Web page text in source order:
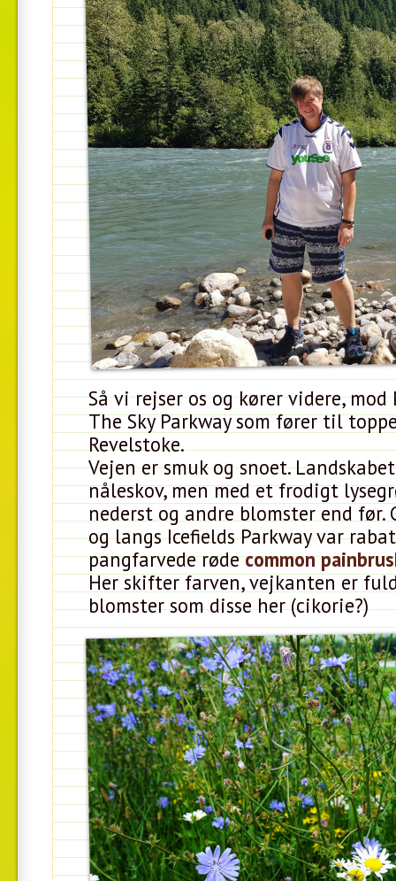
Så vi rejser os og kører videre, mod
The Sky Parkway som fører til
Revelstoke.
Vejen er smuk og snoet.
nåleskov, men med et frodigt
nederst og andre blomster end før.
og langs Icefields Parkway var
pangfarvede rødecommon
Her skifter farven, vejkanten er
blomster som disse her (cikorie?)